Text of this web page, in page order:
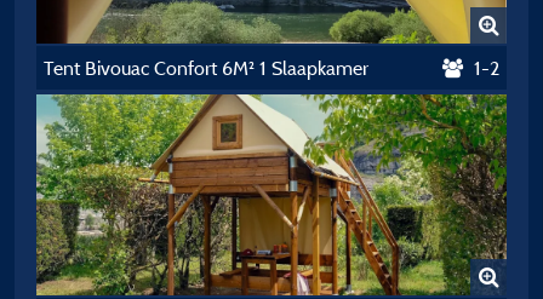
Tent Bivouac Confort 6M² 1 Slaapkamer 1-2